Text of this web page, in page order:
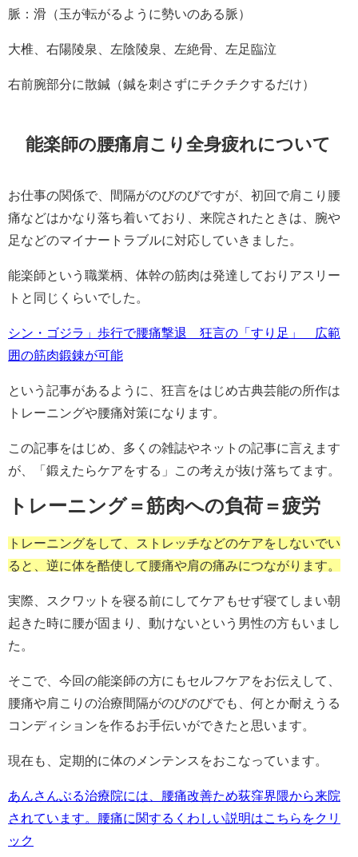
脈：滑（玉が転がるように勢いのある脈）
大椎、右陽陵泉、左陰陵泉、左絶骨、左足臨泣
右前腕部分に散鍼（鍼を刺さずにチクチクするだけ）
能楽師の腰痛肩こり全身疲れについて
お仕事の関係で、間隔がのびのびですが、初回で肩こり腰
痛などはかなり落ち着いており、来院されたときは、腕や
足などのマイナートラブルに対応していきました。
能楽師という職業柄、体幹の筋肉は発達しておりアスリー
トと同じくらいでした。
シン・ゴジラ」歩行で腰痛撃退 狂言の「すり足」 広範
囲の筋肉鍛錬が可能
という記事があるように、狂言をはじめ古典芸能の所作は
トレーニングや腰痛対策になります。
この記事をはじめ、多くの雑誌やネットの記事に言えます
が、「鍛えたらケアをする」この考えが抜け落ちてます。
トレーニング＝筋肉への負荷＝疲労
トレーニングをして、ストレッチなどのケアをしないでい
ると、逆に体を酷使して腰痛や肩の痛みにつながります。
実際、スクワットを寝る前にしてケアもせず寝てしまい朝
起きた時に腰が固まり、動けないという男性の方もいまし
た。
そこで、今回の能楽師の方にもセルフケアをお伝えして、
腰痛や肩こりの治療間隔がのびのびでも、何とか耐えうる
コンディションを作るお手伝いができたと思います。
現在も、定期的に体のメンテンスをおこなっています。
あんさんぶる治療院には、腰痛改善ため荻窪界隈から来院
されています。腰痛に関するくわしい説明はこちらをクリ
ック